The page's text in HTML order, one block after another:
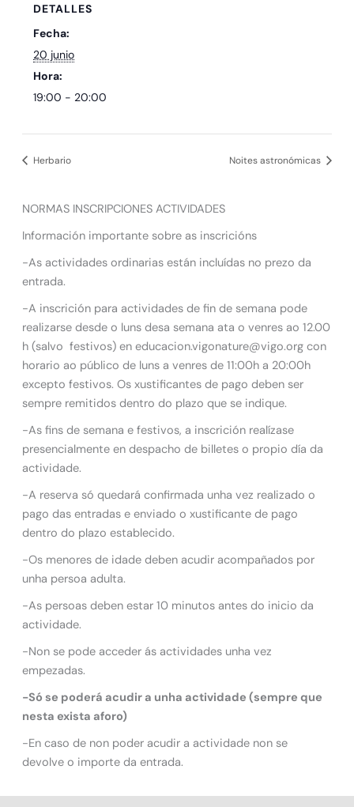
DETALLES
Fecha:
20 junio
Hora:
19:00 - 20:00
Herbario Noites astronómicas
NORMAS INSCRIPCIONES ACTIVIDADES
Información importante sobre as inscricións
-As actividades ordinarias están incluídas no prezo da
entrada.
-A inscrición para actividades de fin de semana pode
realizarse desde o luns desa semana ata o venres ao 12.00
h (salvo festivos) en educacion.vigonature@vigo.org con
horario ao público de luns a venres de 11:00h a 20:00h
excepto festivos. Os xustificantes de pago deben ser
sempre remitidos dentro do plazo que se indique.
-As fins de semana e festivos, a inscrición realízase
presencialmente en despacho de billetes o propio día da
actividade.
-A reserva só quedará confirmada unha vez realizado o
pago das entradas e enviado o xustificante de pago
dentro do plazo establecido.
-Os menores de idade deben acudir acompañados por
unha persoa adulta.
-As persoas deben estar 10 minutos antes do inicio da
actividade.
-Non se pode acceder ás actividades unha vez
empezadas.
-Só se poderá acudir a unha actividade (sempre que
nesta exista aforo)
-En caso de non poder acudir a actividade non se
devolve o importe da entrada.